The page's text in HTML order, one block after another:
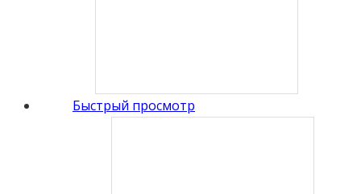
Быстрый просмотр